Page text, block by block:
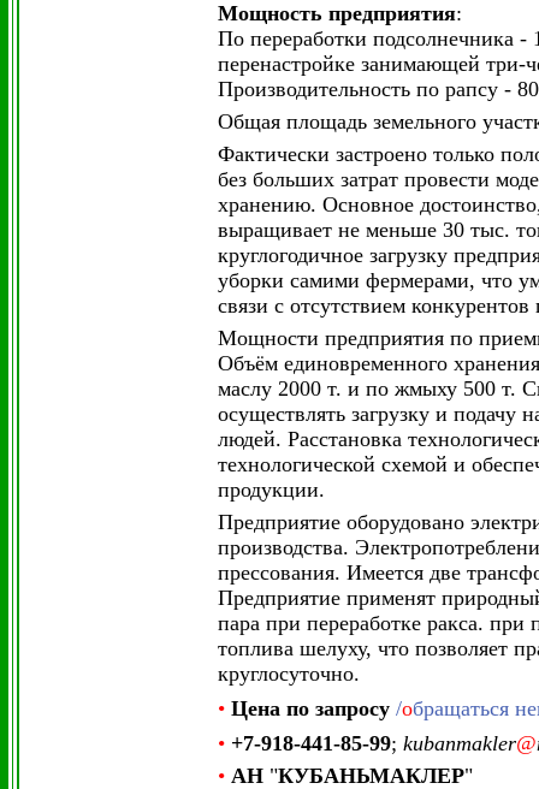
Мощность предприятия:
По переработки подсолнечника
перенастройке занимающей три-
Производительность по рапсу -
Общая площадь земельного
Фактически застроено только
без больших затрат провести
хранению. Основное
выращивает не меньше 30 тыс.
круглогодичное загрузку
уборки самими фермерами, что
связи с отсутствием
Мощности предприятия по
Объём единовременного
маслу 2000 т. и по жмыху 500 т.
осуществлять загрузку и подачу
людей. Расстановка
технологической схемой и
продукции.
Предприятие оборудовано
производства.
прессования. Имеется две
Предприятие применят
пара при переработке ракса. при
топлива шелуху, что позволяет
круглосуточно.
• Цена по запросу /обращаться
• +7-918-441-85-99; kubanmakler@
• АН "КУБАНЬМАКЛЕР"